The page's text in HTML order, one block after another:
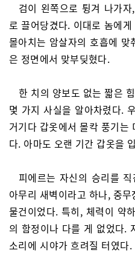
검이 왼쪽으로 튕겨 나가
로 끌어당겼다. 이대로 놈에
몰아치는 암살자의 호흡에
은 정면에서 맞부딪혔다.
한 치의 양보도 없는 짧은
몇 가지 사실을 알아차렸다.
거기다 갑옷에서 몰칵 풍기는
다. 아마도 오랜 기간 갑옷을
피에르는 자신의 승리를
아무리 새벽이라고 하나, 중
물건이었다. 특히, 체력이 약
의 함정이나 다를 게 없었다.
소리에 시야가 흐려질 터였